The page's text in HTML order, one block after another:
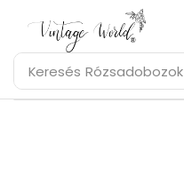
Keresés Rózsadobozok